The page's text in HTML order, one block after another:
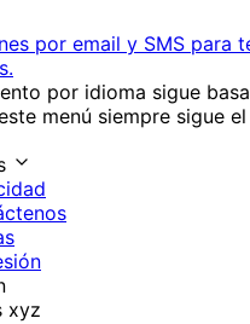
por email y SMS para
por idioma sigue
menú siempre sigue
xyz